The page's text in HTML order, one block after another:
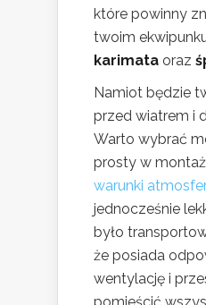
które powinny
twoim
karimata oraz
Namiot będzie
przed wiatrem i
Warto wybrać
prosty w
warunki
jednocześnie
było
że posiada
wentylację i